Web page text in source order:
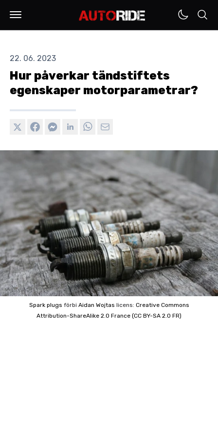
22. 06. 2023
Hur påverkar tändstiftets
egenskaper motorparametrar?
Spark plugs förbi Aidan Wojtas licens: Creative Commons
Attribution-ShareAlike 2.0 France (CC BY-SA 2.0 FR)